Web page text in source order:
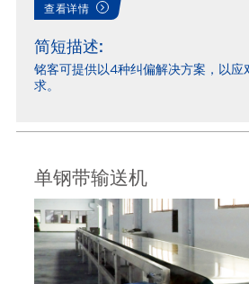
查看详情
简短描述:
铭客可提供以4种纠偏解决方案，以应
求。
单钢带输送机